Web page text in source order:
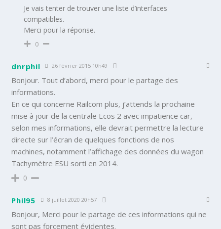
Je vais tenter de trouver une liste d’interfaces
compatibles.
Merci pour la réponse.
0
dnrphil 26 février 2015 10h49
Bonjour. Tout d’abord, merci pour le partage des
informations.
En ce qui concerne Railcom plus, j’attends la prochaine
mise à jour de la centrale Ecos 2 avec impatience car,
selon mes informations, elle devrait permettre la lecture
directe sur l’écran de quelques fonctions de nos
machines, notamment l’affichage des données du wagon
Tachymètre ESU sorti en 2014.
0
Phil95 8 juillet 2020 20h57
Bonjour, Merci pour le partage de ces informations qui ne
sont pas forcement évidentes.